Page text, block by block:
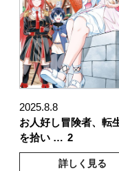
2025.8.8
お人好し冒険者、転
を拾い … 2
詳しく見る